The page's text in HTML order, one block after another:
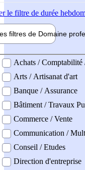
le filtre de durée
filtres de Domaine pro
professionel
Achats / Comptabilité
Arts / Artisanat d'art
Banque / Assurance
Bâtiment / Travaux
Commerce / Vente
Communication /
Conseil / Etudes
Direction d'entreprise